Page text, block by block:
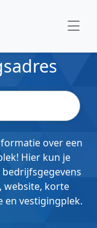
over een
Hier kun je
website, korte
en vestigingplek.